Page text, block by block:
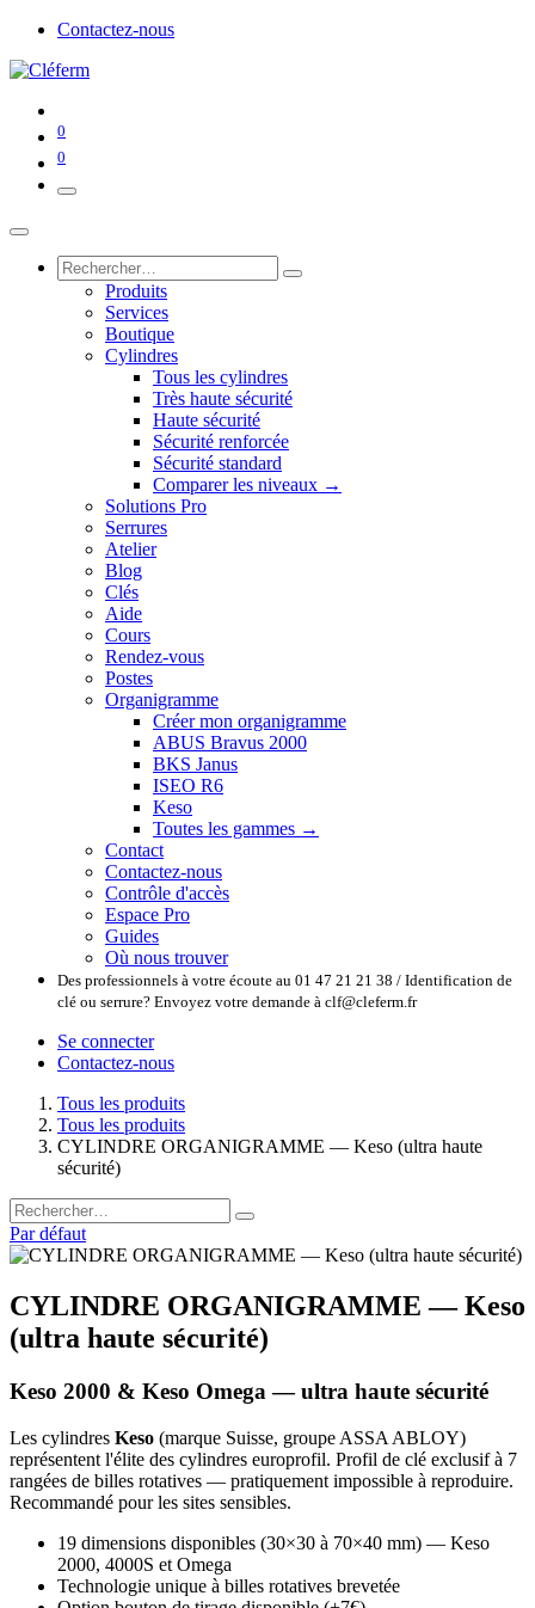
Contactez-nous
0
0
Produits
Services
Boutique
Cylindres
Tous les cylindres
Très haute sécurité
Haute sécurité
Sécurité renforcée
Sécurité standard
Comparer les niveaux →
Solutions Pro
Serrures
Atelier
Blog
Clés
Aide
Cours
Rendez-vous
Postes
Organigramme
Créer mon organigramme
ABUS Bravus 2000
BKS Janus
ISEO R6
Keso
Toutes les gammes →
Contact
Contactez-nous
Contrôle d'accès
Espace Pro
Guides
Où nous trouver
Des professionnels à votre écoute au 01 47 21 21 38 / Identification de
clé ou serrure? Envoyez votre demande à clf@cleferm.fr
Se connecter
Contactez-nous
Tous les produits
Tous les produits
CYLINDRE ORGANIGRAMME — Keso (ultra haute
sécurité)
Par défaut
CYLINDRE ORGANIGRAMME — Keso
(ultra haute sécurité)
Keso 2000 & Keso Omega — ultra haute sécurité
Les cylindres Keso (marque Suisse, groupe ASSA ABLOY)
représentent l'élite des cylindres europrofil. Profil de clé exclusif à 7
rangées de billes rotatives — pratiquement impossible à reproduire.
Recommandé pour les sites sensibles.
19 dimensions disponibles (30×30 à 70×40 mm) — Keso
2000, 4000S et Omega
Technologie unique à billes rotatives brevetée